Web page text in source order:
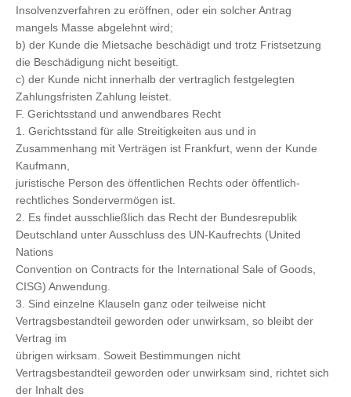
Insolvenzverfahren zu eröffnen, oder ein solcher Antrag
mangels Masse abgelehnt wird;
b) der Kunde die Mietsache beschädigt und trotz Fristsetzung
die Beschädigung nicht beseitigt.
c) der Kunde nicht innerhalb der vertraglich festgelegten
Zahlungsfristen Zahlung leistet.
F. Gerichtsstand und anwendbares Recht
1. Gerichtsstand für alle Streitigkeiten aus und in
Zusammenhang mit Verträgen ist Frankfurt, wenn der Kunde
Kaufmann,
juristische Person des öffentlichen Rechts oder öffentlich-
rechtliches Sondervermögen ist.
2. Es findet ausschließlich das Recht der Bundesrepublik
Deutschland unter Ausschluss des UN-Kaufrechts (United
Nations
Convention on Contracts for the International Sale of Goods,
CISG) Anwendung.
3. Sind einzelne Klauseln ganz oder teilweise nicht
Vertragsbestandteil geworden oder unwirksam, so bleibt der
Vertrag im
übrigen wirksam. Soweit Bestimmungen nicht
Vertragsbestandteil geworden oder unwirksam sind, richtet sich
der Inhalt des